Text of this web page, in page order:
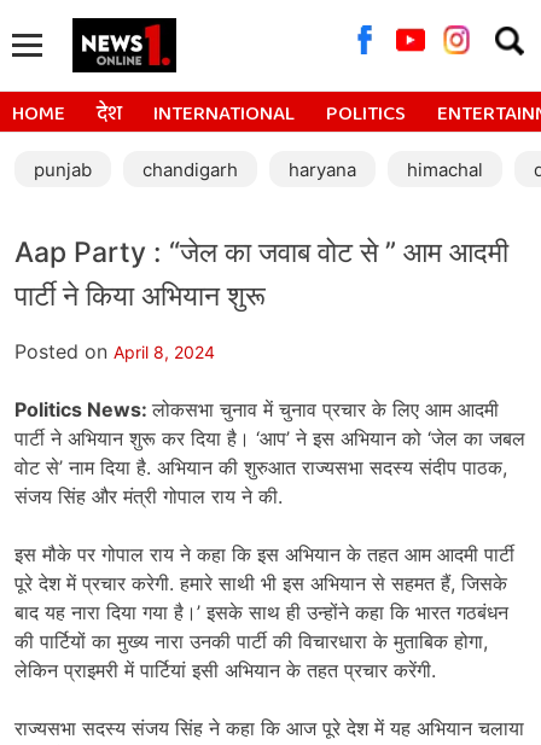
for:
HOME देश INTERNATIONAL POLITICS
punjab chandigarh haryana himachal
Aap Party : “जेल का जवाब वोट से ” आम आदमी
पार्टी ने किया अभियान शुरू
Posted on April 8, 2024
Politics News:लोकसभा चुनाव में चुनाव प्रचार के लिए आम आदमी
पार्टी ने अभियान शुरू कर दिया है। ‘आप’ ने इस अभियान को ‘जेल का जबल
वोट से’ नाम दिया है. अभियान की शुरुआत राज्यसभा सदस्य संदीप पाठक,
संजय सिंह और मंत्री गोपाल राय ने की.
इस मौके पर गोपाल राय ने कहा कि इस अभियान के तहत आम आदमी पार्टी
पूरे देश में प्रचार करेगी. हमारे साथी भी इस अभियान से सहमत हैं, जिसके
बाद यह नारा दिया गया है।’ इसके साथ ही उन्होंने कहा कि भारत गठबंधन
की पार्टियों का मुख्य नारा उनकी पार्टी की विचारधारा के मुताबिक होगा,
लेकिन प्राइमरी में पार्टियां इसी अभियान के तहत प्रचार करेंगी.
राज्यसभा सदस्य संजय सिंह ने कहा कि आज पूरे देश में यह अभियान चलाया